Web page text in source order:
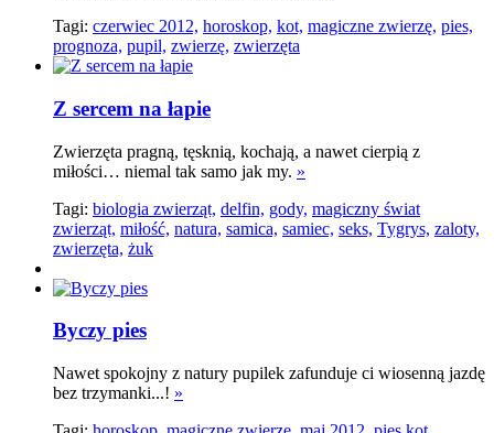
Tagi: czerwiec 2012, horoskop, kot, magiczne zwierzę, pies,
prognoza, pupil, zwierzę, zwierzęta
Z sercem na łapie
Zwierzęta pragną, tęsknią, kochają, a nawet cierpią z
miłości… niemal tak samo jak my. »
Tagi: biologia zwierząt, delfin, gody, magiczny świat
zwierząt, miłość, natura, samica, samiec, seks, Tygrys, zaloty,
zwierzęta, żuk
Byczy pies
Nawet spokojny z natury pupilek zafunduje ci wiosenną jazdę
bez trzymanki...! »